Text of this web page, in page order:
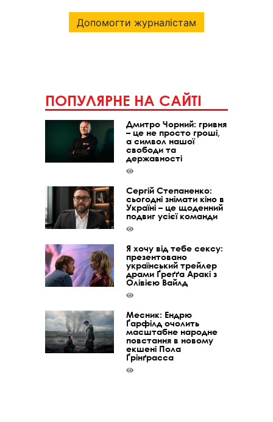
Допомогти журналістам
ПОПУЛЯРНЕ НА САЙТІ
Дмитро Чорний: гривня
– це не просто гроші,
а символ нашої
свободи та
державності
Сергій Степаненко:
сьогодні знімати кіно в
Україні – це щоденний
подвиг усієї команди
Я хочу від тебе сексу:
презентовано
український трейлер
драми Ґреґґа Аракі з
Олівією Вайлд
Месник: Ендрю
Ґарфілд очолить
масштабне народне
повстання в новому
екшені Пола
Ґрінґрасса